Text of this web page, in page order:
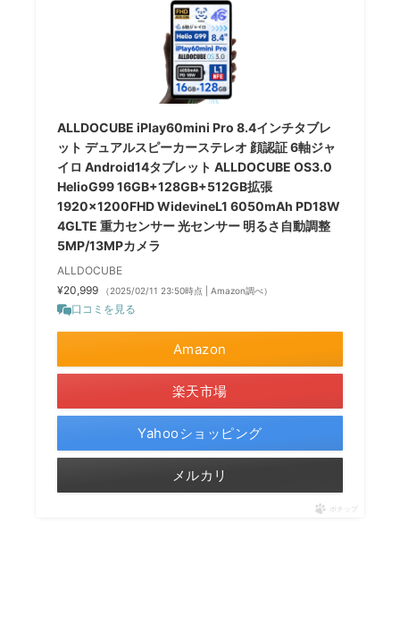
ALLDOCUBE iPlay60mini Pro 8.4インチタブレ
ット デュアルスピーカーステレオ 顔認証 6軸ジャ
イロ Android14タブレット ALLDOCUBE OS3.0
HelioG99 16GB+128GB+512GB拡張
1920×1200FHD WidevineL1 6050mAh PD18W
4GLTE 重力センサー 光センサー 明るさ自動調整
5MP/13MPカメラ
ALLDOCUBE
¥20,999
（2025/02/11 23:50時点 | Amazon調べ）
口コミを見る
Amazon
楽天市場
Yahooショッピング
メルカリ
ポチップ